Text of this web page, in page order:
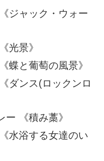
ジャック・ウォー
光景》
蝶と葡萄の風景》
ダンス(ロックンロ
《積み藁》
水浴する女達のい